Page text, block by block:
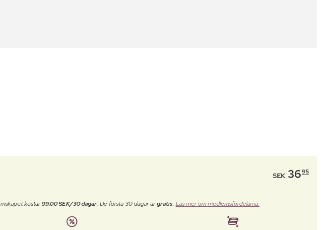
SEK 3695
kostar99.00 SEK/30 dagar. De första 30 dagar ärgratis. Läs mer om medlemsfördelarna.